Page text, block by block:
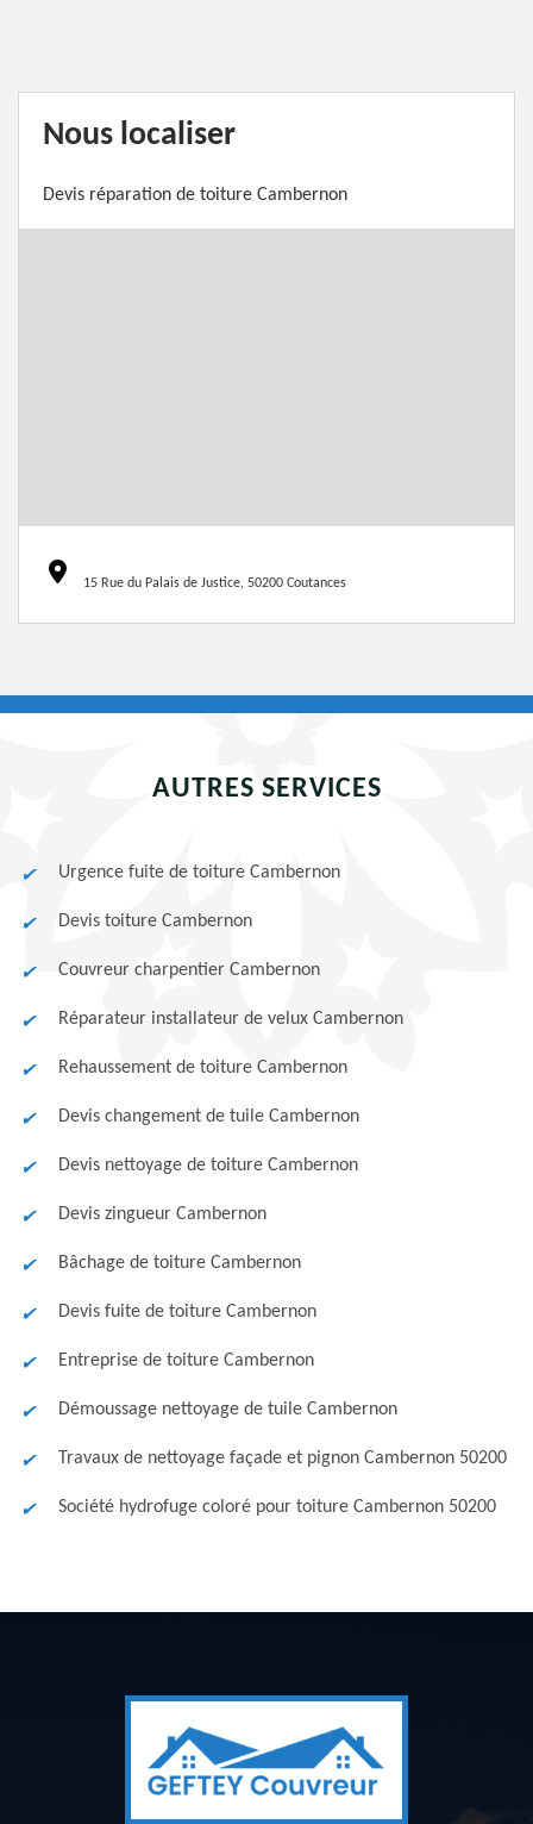
Nous localiser
Devis réparation de toiture Cambernon
15 Rue du Palais de Justice, 50200 Coutances
AUTRES SERVICES
Urgence fuite de toiture Cambernon
Devis toiture Cambernon
Couvreur charpentier Cambernon
Réparateur installateur de velux Cambernon
Rehaussement de toiture Cambernon
Devis changement de tuile Cambernon
Devis nettoyage de toiture Cambernon
Devis zingueur Cambernon
Bâchage de toiture Cambernon
Devis fuite de toiture Cambernon
Entreprise de toiture Cambernon
Démoussage nettoyage de tuile Cambernon
Travaux de nettoyage façade et pignon Cambernon 50200
Société hydrofuge coloré pour toiture Cambernon 50200